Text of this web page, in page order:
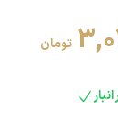
تومان